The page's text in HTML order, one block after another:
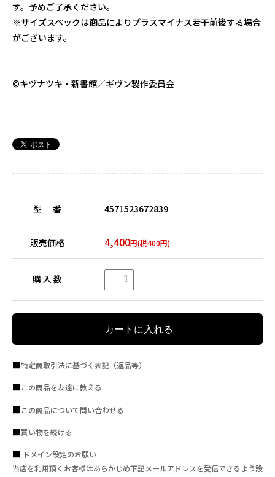
す。予めご了承ください。
※サイズスペックは商品によりプラスマイナス若干前後する場合
がございます。
©キヅナツキ・新書館／ギヴン製作委員会
型 番 4571523672839
販売価格 4,400円(税400円)
購 入 数
特定商取引法に基づく表記（返品等）
この商品を友達に教える
この商品について問い合わせる
買い物を続ける
ドメイン設定のお願い
当店を利用頂くお客様はあらかじめ下記メールアドレスを受信できるよう設